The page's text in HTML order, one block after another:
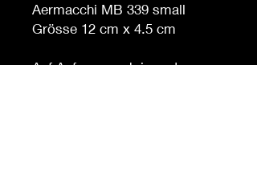
Aermacchi MB 339 small
Grösse 12 cm x 4.5 cm
Auf Anfrage auch in anderen